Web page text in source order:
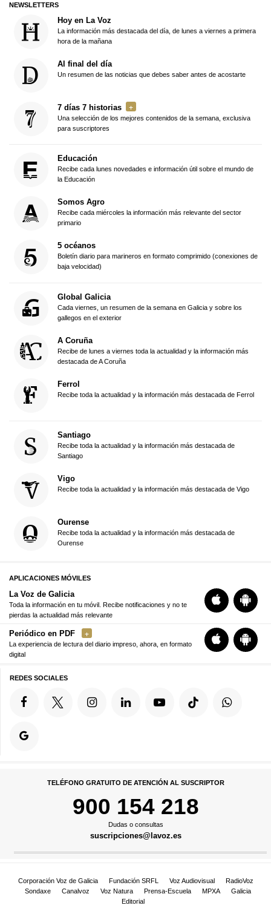
NEWSLETTERS
Hoy en La Voz
La información más destacada del día, de lunes a viernes a primera
hora de la mañana
Al final del día
Un resumen de las noticias que debes saber antes de acostarte
7 días 7 historias
Una selección de los mejores contenidos de la semana, exclusiva
para suscriptores
Educación
Recibe cada lunes novedades e información útil sobre el mundo de
la Educación
Somos Agro
Recibe cada miércoles la información más relevante del sector
primario
5 océanos
Boletín diario para marineros en formato comprimido (conexiones de
baja velocidad)
Global Galicia
Cada viernes, un resumen de la semana en Galicia y sobre los
gallegos en el exterior
A Coruña
Recibe de lunes a viernes toda la actualidad y la información más
destacada de A Coruña
Ferrol
Recibe toda la actualidad y la información más destacada de Ferrol
Santiago
Recibe toda la actualidad y la información más destacada de
Santiago
Vigo
Recibe toda la actualidad y la información más destacada de Vigo
Ourense
Recibe toda la actualidad y la información más destacada de
Ourense
APLICACIONES MÓVILES
La Voz de Galicia
Toda la información en tu móvil. Recibe notificaciones y no te
pierdas la actualidad más relevante
Periódico en PDF
La experiencia de lectura del diario impreso, ahora, en formato
digital
REDES SOCIALES
TELÉFONO GRATUITO DE ATENCIÓN AL SUSCRIPTOR
900 154 218
Dudas o consultas
suscripciones@lavoz.es
Corporación Voz de Galicia Fundación SRFL Voz Audiovisual
RadioVoz
Sondaxe
Canalvoz Voz Natura Prensa-Escuela MPXA
Galicia
Editorial